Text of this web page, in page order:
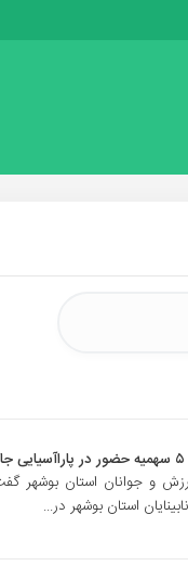
و جوانان استان بوشهر
استان بوشهر در...